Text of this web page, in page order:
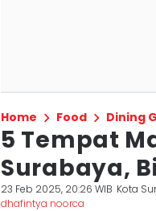
Home Food Dining
5 Tempat
Surabaya,
23 Feb 2025, 20:26 WIB Kota
dhafintya noorca